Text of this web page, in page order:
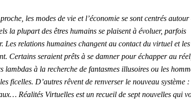
les modes de vie et l’économie se sont centrés autour
la plupart des êtres humains se plaisent à évoluer, parfois
Les relations humaines changent au contact du virtuel et les
Certains seraient prêts à se damner pour échapper au réel,
lambdas à la recherche de fantasmes illusoires ou les
ficelles. D’autres rêvent de renverser le nouveau système :
Réalités Virtuelles est un recueil de sept nouvelles qui